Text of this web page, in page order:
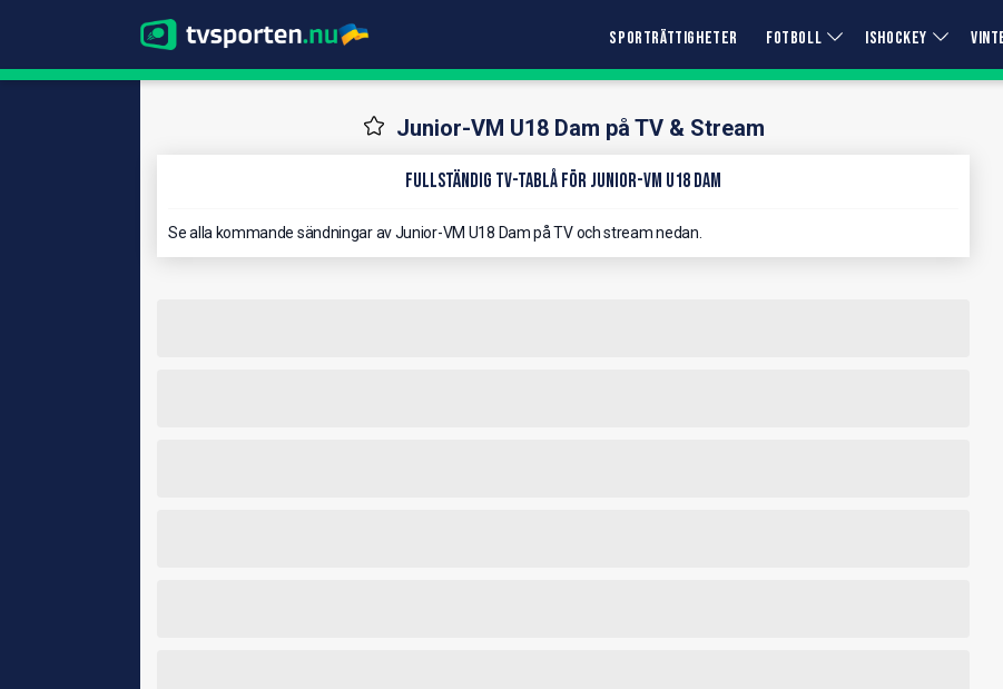
SPORTRÄTTIGHETER FOTBOLL ISHOCKEY
Junior-VM U18 Dam på TV & Stream
Fullständig TV-Tablå för Junior-VM U18 Dam
Se alla kommande sändningar av Junior-VM U18 Dam på TV och stream nedan.